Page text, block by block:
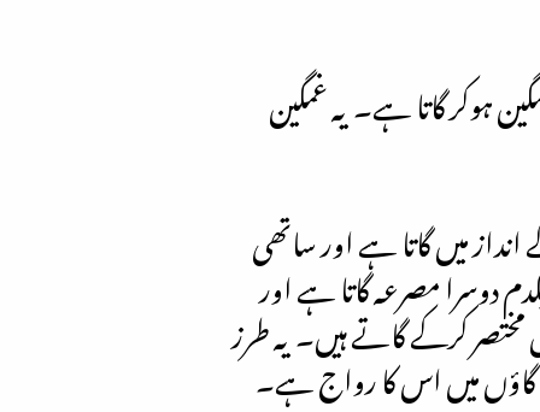
ہوکر گاتا ہے۔ یہ غمگین
میں گاتا ہے اور ساتھی
دوسرا مصرعہ گاتا ہے اور
مختصر کرکے گاتے ہیں۔ یہ طرز
گاؤں میں اس کا رواج ہے۔